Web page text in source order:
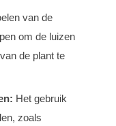
van de
om de luizen
de plant te
Het gebruik
zoals